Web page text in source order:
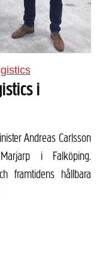
i
Andreas Carlsson
i Falköping.
framtidens hållbara